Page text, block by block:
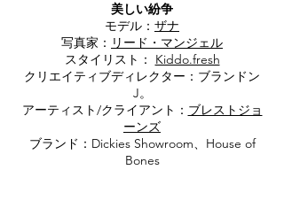
美しい紛争
モデル： ザナ
写真家： リード・マンジェル
スタイリスト： Kiddo.fresh
クリエイティブディレクター：ブランドン
J。
アーティスト/クライアント： ブレストジョ
ーンズ
ブランド：Dickies Showroom、House of
Bones